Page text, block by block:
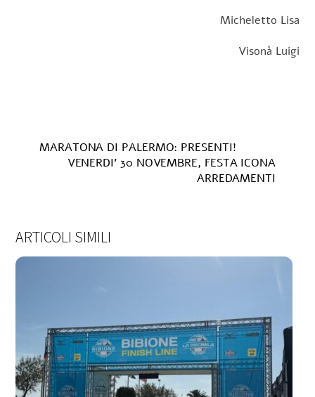
Micheletto Lisa
Visonà Luigi
MARATONA DI PALERMO: PRESENTI!
VENERDI’ 30 NOVEMBRE, FESTA ICONA
ARREDAMENTI
ARTICOLI SIMILI